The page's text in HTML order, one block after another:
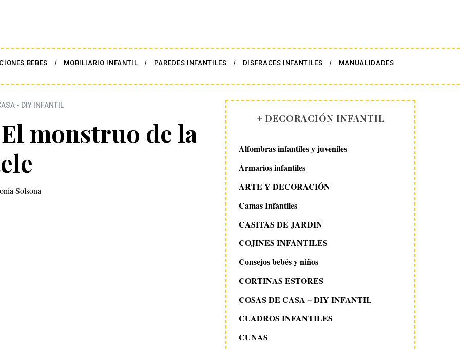
BEBES MOBILIARIO INFANTIL PAREDES INFANTILES DISFRACES INFANTILES MANUALIDADES
- DIY INFANTIL
monstruo de la
Solsona
+ DECORACIÓN INFANTIL
Alfombras infantiles y juveniles
Armarios infantiles
ARTE Y DECORACIÓN
Camas Infantiles
CASITAS DE JARDIN
COJINES INFANTILES
Consejos bebés y niños
CORTINAS ESTORES
COSAS DE CASA – DIY INFANTIL
CUADROS INFANTILES
CUNAS